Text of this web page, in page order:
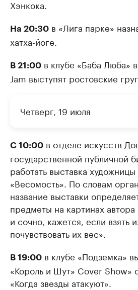
Хэнкока.
На 20:30 в «Лига парке»
хатха-йоге.
В 21:00 в клубе «Баба Люба»
Jam выступят ростовские
Четверг, 19 июля
С 10:00 в отделе искусств
государственной публичной
работать выставка
«Весомость». По словам
название выставки
предметы на картинах
и сочно, кажется, если взять
почувствовать их вес».
В 19:00 в клубе «Подземка»
«Король и Шут» Cover Show»
«Когда звезды атакуют».